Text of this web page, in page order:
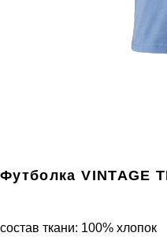
Футболка VINTAGE
состав ткани: 100% хлопок